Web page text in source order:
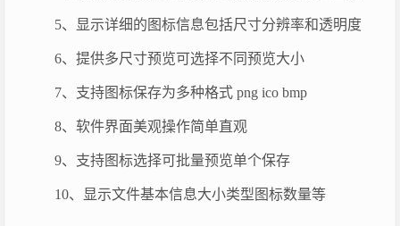
5、显示详细的图标信息包括尺寸分辨率和透明度
6、提供多尺寸预览可选择不同预览大小
7、支持图标保存为多种格式 png ico bmp
8、软件界面美观操作简单直观
9、支持图标选择可批量预览单个保存
10、显示文件基本信息大小类型图标数量等